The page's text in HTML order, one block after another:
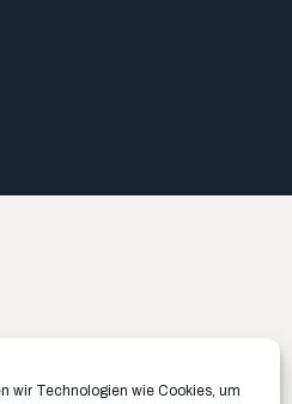
wir Technologien wie Cookies, um
Büro Münster ✉️